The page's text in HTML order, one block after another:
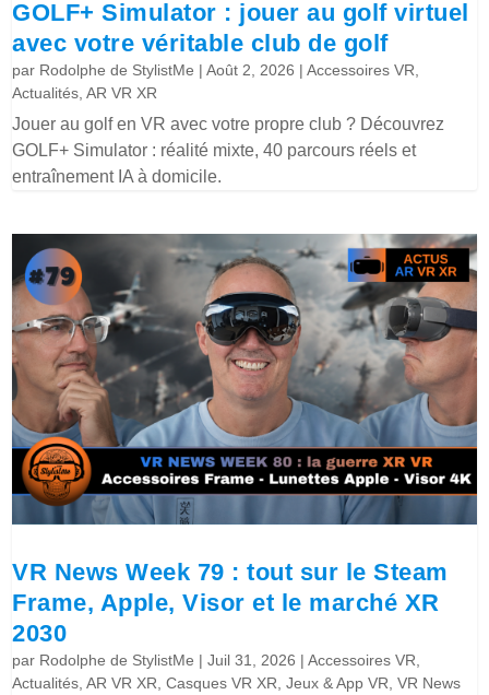
GOLF+ Simulator : jouer au golf virtuel
avec votre véritable club de golf
par Rodolphe de StylistMe |Août 2, 2026 |Accessoires VR
Actualités ,AR VR XR
Jouer au golf en VR avec votre propre club ? Découvrez
GOLF+ Simulator : réalité mixte, 40 parcours réels et
entraînement IA à domicile.
VR News Week 79 : tout sur le Steam
Frame, Apple, Visor et le marché XR
2030
par Rodolphe de StylistMe |Juil 31, 2026 |Accessoires VR
Actualités ,AR VR XR ,Casques VR XR ,Jeux & App VR ,VR News